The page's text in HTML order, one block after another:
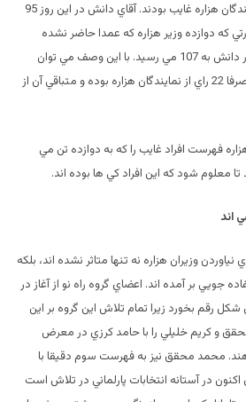
روز راي گيري دوازده تن از نمايندگان هزاره غايب بودند. آقاي دانش در اين روز 95
كه دوازده وزير هزاره كه عمدا حاضر نشده
بودند، راي مي دادند، راي سرور دانش به 107 مي رسيد. با اين وصف مي توان
گفت كه از 95 راي آقاي دانش صرفا 22 راي از نمايندگان هزاره بوده و متباقي آن از
فهرست افراد غايب را كه به دوازده تن مي
تا معلوم شود كه اين افراد كي ها بوده اند.
اند
نياوردن وزيران هزاره نه تنها متاثر نشده اند، بلكه
جويي بر آمده اند. اعضاي گروه راه نو از آغاز در
رقم بخورد زيرا تمام تلاش اين گروه بر اين
و كريم خليلي را با حامد كرزي در معرض
محمد محقق نيز به فهرست سوم دقيقا با
در آستانه انتخابات پارلماني در تلاش است